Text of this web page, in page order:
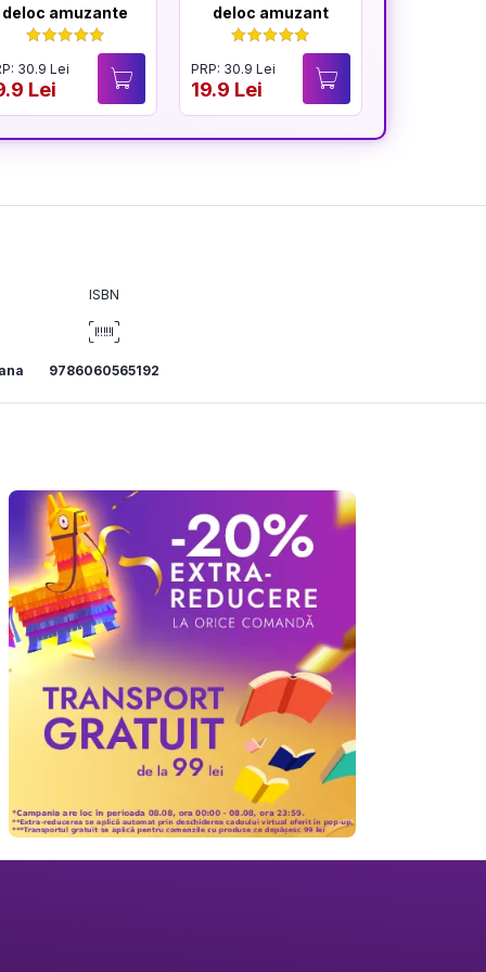
deloc amuzante
30.9 Lei
Lei
deloc amuzant
PRP: 30.9 Lei
19.9 Lei
ISBN
9786060565192